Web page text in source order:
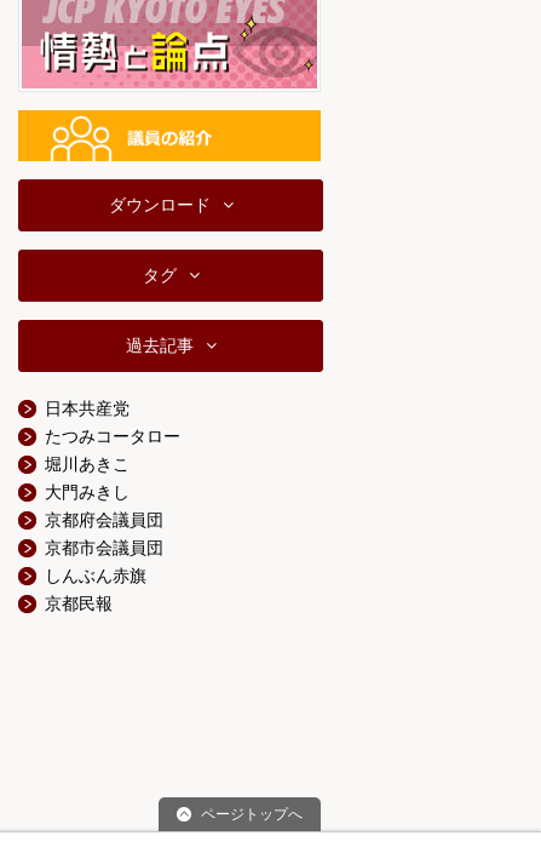
ダウンロード
タグ
過去記事
日本共産党
たつみコータロー
堀川あきこ
大門みきし
京都府会議員団
京都市会議員団
しんぶん赤旗
京都民報
ページトップへ